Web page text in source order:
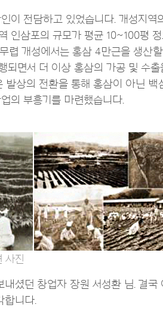
이 전담하고 있었습니다. 개성지
인삼포의 규모가 평균 10~100평
렵 개성에서는 홍삼 4만근을 생산
되면서 더 이상 홍삼의 가공 및 수
발상의 전환을 통해 홍삼이 아닌
의 부흥기를 마련했습니다.
사진
셨던 창업자 장원 서성환 님. 결국
합니다.